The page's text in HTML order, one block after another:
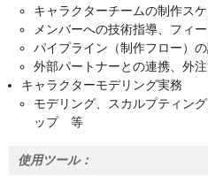
キャラクターチームの制作ス
メンバーへの技術指導、フィ
パイプライン（制作フロー）
外部パートナーとの連携、外
キャラクターモデリング実務
モデリング、スカルプティン
ップ 等
使用ツール：